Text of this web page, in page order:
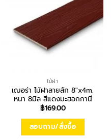
ไม้ฝา
เฌอร่า ไม้ฝาลายสัก 8″x4m.
หนา 8มิล สีแดงมะฮอกกานี
฿169.00
สอบถาม/สั่งซื้อ